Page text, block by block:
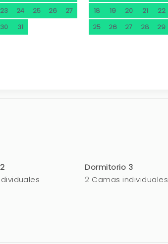
23 24 25 26
27
30 31
18
19 20 21 22
25
26 27 28 29
Dormitorio 3
2 Camas individuales